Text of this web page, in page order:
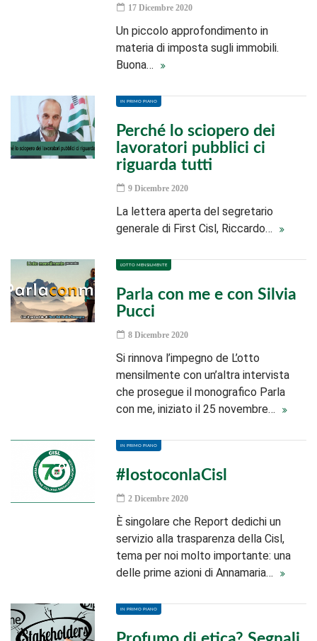
17 Dicembre 2020
Un piccolo approfondimento in
materia di imposta sugli immobili.
Buona…
IN PRIMO PIANO
Perché lo sciopero dei
lavoratori pubblici ci
riguarda tutti
9 Dicembre 2020
La lettera aperta del segretario
generale di First Cisl, Riccardo…
L'OTTO MENSILMENTE
Parla con me e con Silvia
Pucci
8 Dicembre 2020
Si rinnova l’impegno de L’otto
mensilmente con un’altra intervista
che prosegue il monografico Parla
con me, iniziato il 25 novembre…
IN PRIMO PIANO
#IostoconlaCisl
2 Dicembre 2020
È singolare che Report dedichi un
servizio alla trasparenza della Cisl,
tema per noi molto importante: una
delle prime azioni di Annamaria…
IN PRIMO PIANO